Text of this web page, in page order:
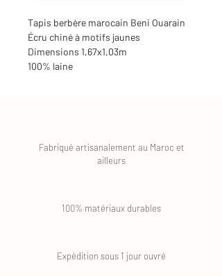
Tapis berbère marocain Beni Ouarain
Écru chiné à motifs jaunes
Dimensions 1,67x1,03m
100% laine
Fabriqué artisanalement au Maroc et
ailleurs
100% matériaux durables
Expédition sous 1 jour ouvré